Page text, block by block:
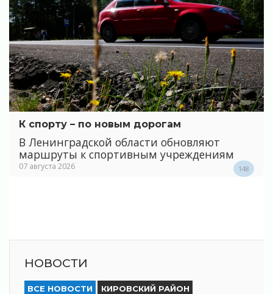
К спорту – по новым дорогам
В Ленинградской области обновляют
маршруты к спортивным учреждениям
07 августа 2026 148
НОВОСТИ
ВСЕ НОВОСТИ КИРОВСКИЙ РАЙОН